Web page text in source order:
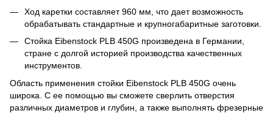
Ход каретки составляет 960 мм, что дает возможность
обрабатывать стандартные и крупногабаритные заготовки.
Стойка Eibenstock PLB 450G произведена в Германии,
стране с долгой историей производства качественных
инструментов.
Область применения стойки Eibenstock PLB 450G очень
широка. С ее помощью вы сможете сверлить отверстия
различных диаметров и глубин, а также выполнять фрезерные